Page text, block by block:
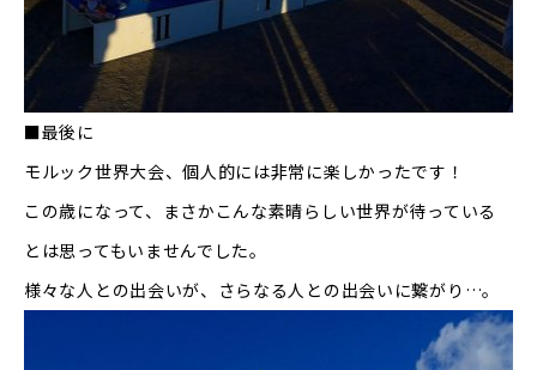
■最後に
モルック世界大会、個人的には非常に楽しかったです！
この歳になって、まさかこんな素晴らしい世界が待っている
とは思ってもいませんでした。
様々な人との出会いが、さらなる人との出会いに繋がり…。